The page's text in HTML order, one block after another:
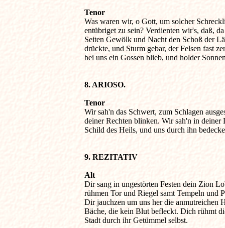
Tenor
Was waren wir, o Gott, um solcher
entübriget zu sein? Verdienten wir's, daß,
Seiten Gewölk und Nacht den Schoß der
drückte, und Sturm gebar, der Felsen fast
bei uns ein Gossen blieb, und holder
8. ARIOSO.
Tenor
Wir sah'n das Schwert, zum Schlagen
deiner Rechten blinken. Wir sah'n in
Schild des Heils, und uns durch ihn
9. REZITATIV
Alt
Dir sang in ungestörten Festen dein Zion
rühmen Tor und Riegel samt Tempeln und
Dir jauchzen um uns her die anmutreichen
Bäche, die kein Blut befleckt. Dich rühmt
Stadt durch ihr Getümmel selbst.